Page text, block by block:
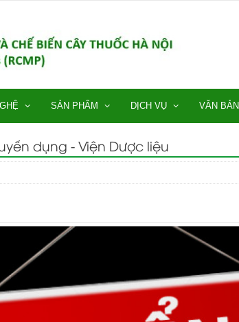
SẢN PHẨM DỊCH VỤ VĂN BẢN
dụng - Viện Dược liệu